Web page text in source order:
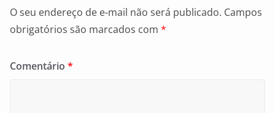
O seu endereço de e-mail não será publicado. Campos
obrigatórios são marcados com *
Comentário *